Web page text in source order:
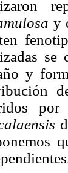
y
se
y
por